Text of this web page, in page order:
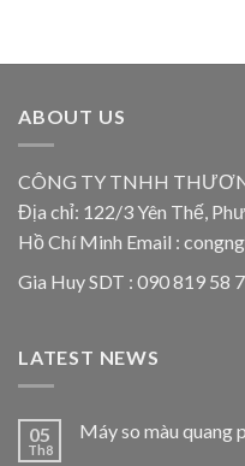
ABOUT US
CÔNG TY TNHH
Địa chỉ: 122/3 Yên Thế,
Hồ Chí Minh Email :
Gia Huy SDT : 090 819 58
LATEST NEWS
05
Th8
Máy so màu quang